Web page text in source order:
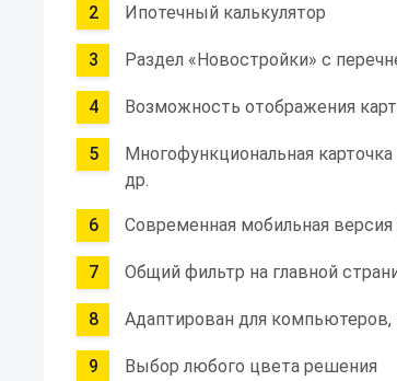
Ипотечный калькулятор
Раздел «Новостройки» с
Возможность отображения
Многофункциональная
др.
Современная мобильная
Общий фильтр на главной
Адаптирован для
Выбор любого цвета решения